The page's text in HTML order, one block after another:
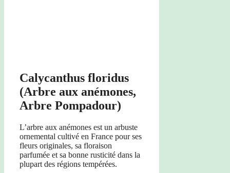
Calycanthus floridus
(Arbre aux anémones,
Arbre Pompadour)
L’arbre aux anémones est un arbuste
ornemental cultivé en France pour ses
fleurs originales, sa floraison
parfumée et sa bonne rusticité dans la
plupart des régions tempérées.